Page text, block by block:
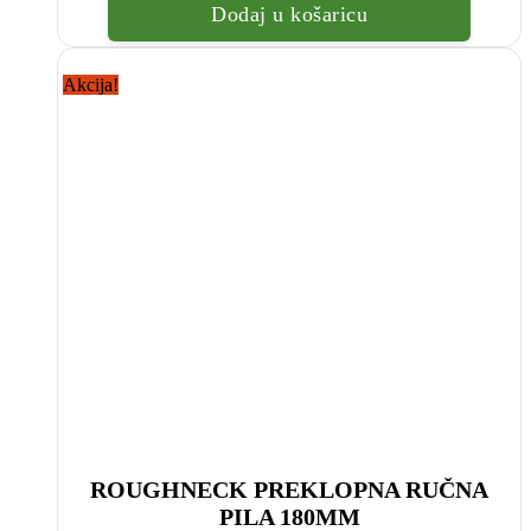
bila
je:
550.00
je:
€.
Dodaj u košaricu
Akcija!
ROUGHNECK PREKLOPNA RUČNA
PILA 180MM